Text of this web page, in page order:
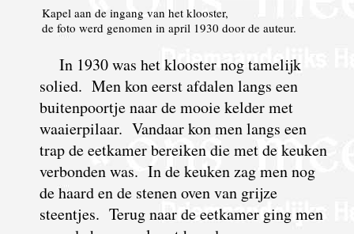
Kapel aan de ingang van het klooster,
de foto werd genomen in april 1930 door de auteur.
In 1930 was het klooster nog tamelijk
solied. Men kon eerst afdalen langs een
buitenpoortje naar de mooie kelder met
waaierpilaar. Vandaarkon men langs een
trap de eetkamer bereiken die met de keuken
verbonden was. In de keuken zag men nog
de haard en de stenen oven van grijze
steentjes. Terug naar de eetkamer ging men